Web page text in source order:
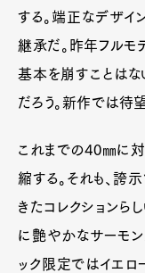
する。端正なデザイ
継承だ。昨年フルモ
基本を崩すことはな
だろう。新作では待
これまでの40㎜に
縮する。それも、誇
きたコレクションら
に艶やかなサーモン
ック限定ではイエロ